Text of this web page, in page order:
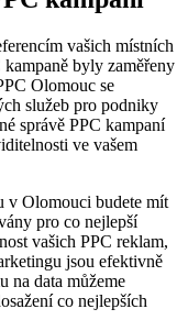
vašich místních
byly zaměřeny
Olomouc se
služeb pro podniky
správě PPC kampaní
ve vašem
v Olomouci budete mít
pro co nejlepší
vašich PPC reklam,
jsou efektivně
na data můžeme
co nejlepších